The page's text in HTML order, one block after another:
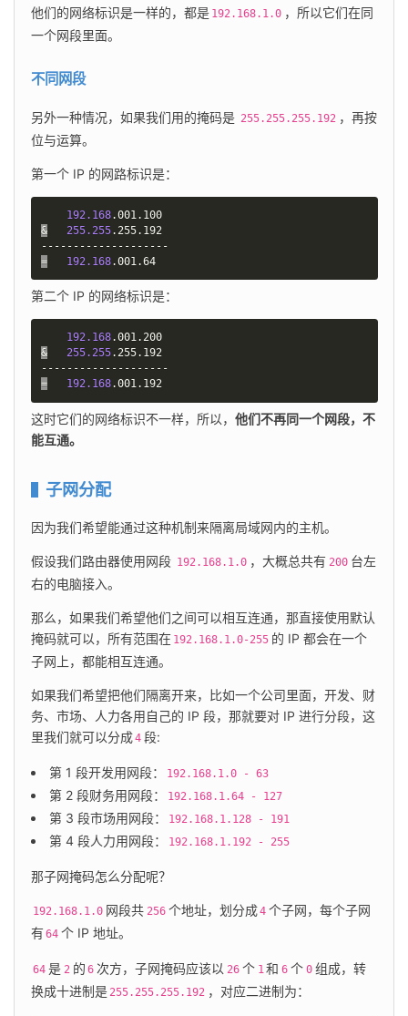
他们的网络标识是一样的，都是 192.168.1.0 ，所以它们在同
一个网段里面。
不同网段
另外一种情况，如果我们用的掩码是 255.255.255.192 ，再按
位与运算。
第一个 IP 的网路标识是：
192.168
&
255.255.255.192
=
192.168.001.64
第二个 IP 的网络标识是：
192.168
&
255.255.255.192
=
192.168.001.192
这时它们的网络标识不一样，所以， 他们不再同一个网段，不
能互通。
子网分配
因为我们希望能通过这种机制来隔离局域网内的主机。
假设我们路由器使用网段 192.168.1.0 ，大概总共有 200 台左
右的电脑接入。
那么，如果我们希望他们之间可以相互连通，那直接使用默认
掩码就可以，所有范围在 192.168.1.0-255 的 IP 都会在一个
子网上，都能相互连通。
如果我们希望把他们隔离开来，比如一个公司里面，开发、财
务、市场、人力各用自己的 IP 段，那就要对 IP 进行分段，这
里我们就可以分成4 段:
第 1 段开发用网段： 192.168.1.0 - 63
第 2 段财务用网段： 192.168.1.64 - 127
第 3 段市场用网段： 192.168.1.128 - 191
第 4 段人力用网段： 192.168.1.192 - 255
那子网掩码怎么分配呢？
192.168.1.0 网段共 256 个地址，划分成4 个子网，每个子网
有64 个 IP 地址。
64 是 2 的 6 次方，子网掩码应该以 26 个 1和 6 个 0 组成，转
换成十进制是 255.255.255.192 ，对应二进制为：